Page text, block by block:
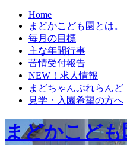
Home
まどかこども園とは。
毎月の目標
主な年間行事
苦情受付報告
NEW！求人情報
まどちゃんぷれらんど
見学・入園希望の方へ
まどかこども